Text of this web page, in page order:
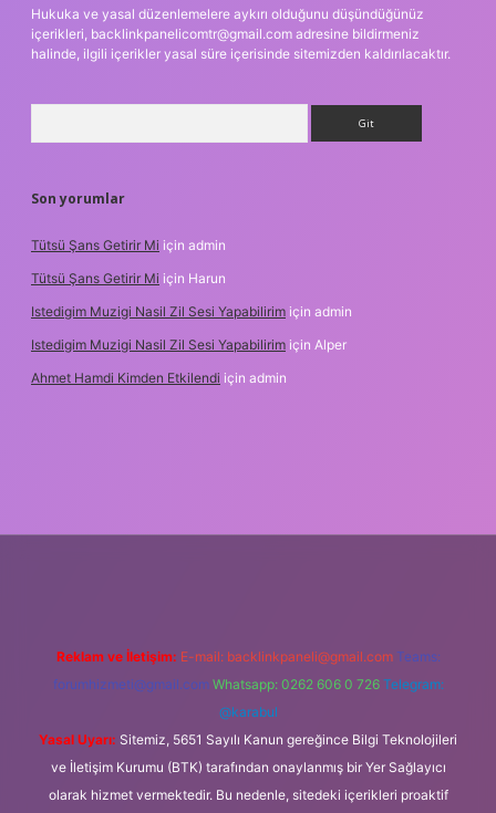
Hukuka ve yasal düzenlemelere aykırı olduğunu düşündüğünüz
içerikleri, backlinkpanelicomtr@gmail.com adresine bildirmeniz
halinde, ilgili içerikler yasal süre içerisinde sitemizden kaldırılacaktır.
Son yorumlar
Tütsü Şans Getirir Mi için admin
Tütsü Şans Getirir Mi için Harun
Istedigim Muzigi Nasil Zil Sesi Yapabilirim için admin
Istedigim Muzigi Nasil Zil Sesi Yapabilirim için Alper
Ahmet Hamdi Kimden Etkilendi için admin
Reklam ve İletişim: E-mail: backlinkpaneli@gmail.com Teams:
forumhizmeti@gmail.com Whatsapp: 0262 606 0 726 Telegram:
@karabul
Yasal Uyarı: Sitemiz, 5651 Sayılı Kanun gereğince Bilgi Teknolojileri
ve İletişim Kurumu (BTK) tarafından onaylanmış bir Yer Sağlayıcı
olarak hizmet vermektedir. Bu nedenle, sitedeki içerikleri proaktif